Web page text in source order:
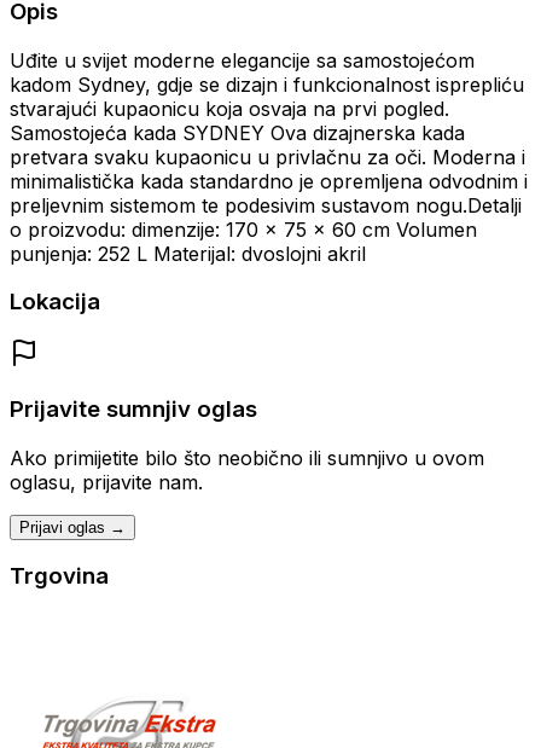
Opis
Uđite u svijet moderne elegancije sa samostojećom
kadom Sydney, gdje se dizajn i funkcionalnost isprepliću
stvarajući kupaonicu koja osvaja na prvi pogled.
Samostojeća kada SYDNEY Ova dizajnerska kada
pretvara svaku kupaonicu u privlačnu za oči. Moderna i
minimalistička kada standardno je opremljena odvodnim i
preljevnim sistemom te podesivim sustavom nogu.Detalji
o proizvodu: dimenzije: 170 x 75 x 60 cm Volumen
punjenja: 252 L Materijal: dvoslojni akril
Lokacija
Prijavite sumnjiv oglas
Ako primijetite bilo što neobično ili sumnjivo u ovom
oglasu, prijavite nam.
Prijavi oglas →
Trgovina